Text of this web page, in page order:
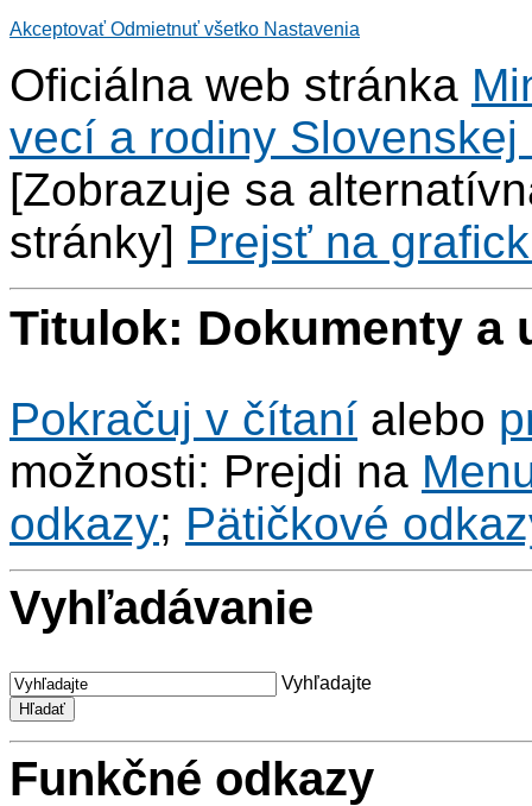
Akceptovať Odmietnuť všetko Nastavenia
Oficiálna web stránka
vecí a rodiny Slovenskej
[Zobrazuje sa
stránky] Prejsť na
Titulok: Dokumenty a
Pokračuj v čítaní alebo
možnosti: Prejdi na
odkazy; Pätičkové
Vyhľadávanie
Vyhľadajte
Funkčné odkazy